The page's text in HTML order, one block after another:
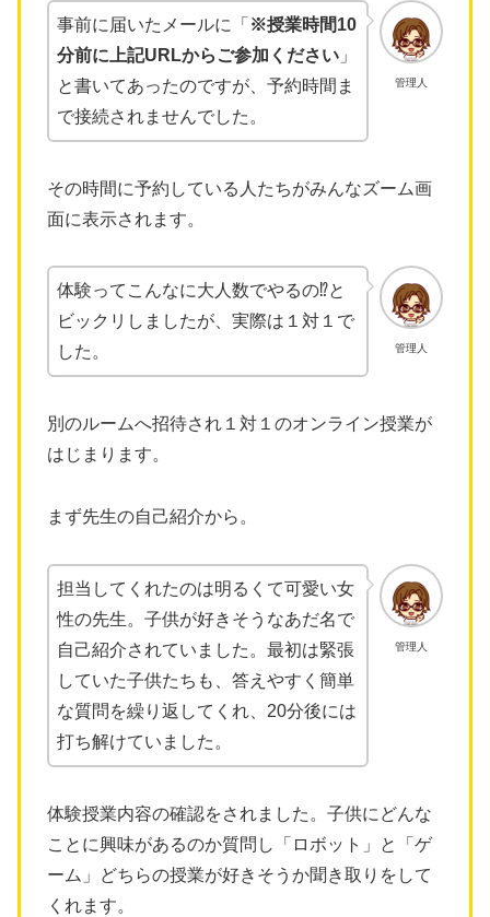
管理人
事前に届いたメールに「 ※授業時間10
分前に上記URLからご参加ください 」
と書いてあったのですが、予約時間ま
で接続されませんでした。
その時間に予約している人たちがみんなズーム画
面に表示されます。
管理人
体験ってこんなに大人数でやるの⁉と
ビックリしましたが、実際は１対１で
した。
別のルームへ招待され１対１のオンライン授業が
はじまります。
まず先生の自己紹介から。
管理人
担当してくれたのは明るくて可愛い女
性の先生。子供が好きそうなあだ名で
自己紹介されていました。最初は緊張
していた子供たちも、答えやすく簡単
な質問を繰り返してくれ、20分後には
打ち解けていました。
体験授業内容の確認をされました。子供にどんな
ことに興味があるのか質問し「ロボット」と「ゲ
ーム」どちらの授業が好きそうか聞き取りをして
くれます。